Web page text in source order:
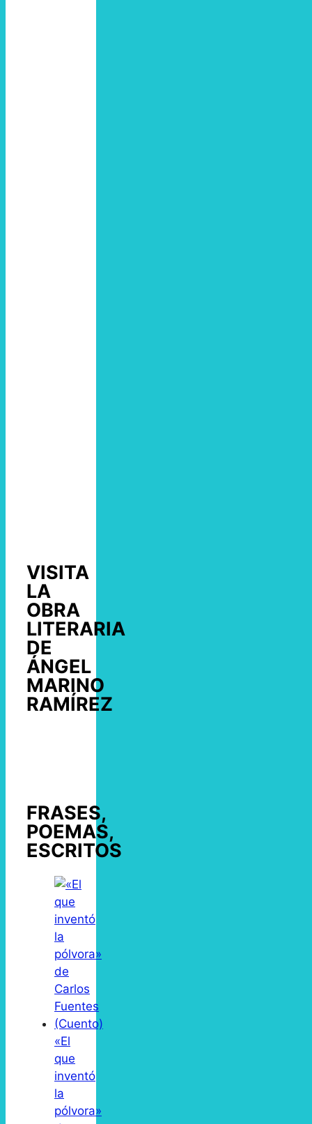
VISITA
LA
OBRA
LITERARIA
DE
ÁNGEL
MARINO
RAMÍREZ
FRASES,
POEMAS,
ESCRITOS
«El
que
inventó
la
pólvora»